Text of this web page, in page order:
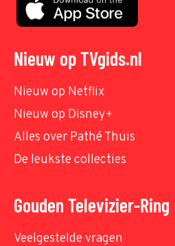
Nieuw op TVgids.nl
Nieuw op Netflix
Nieuw op Disney+
Alles over Pathé Thuis
De leukste collecties
Gouden Televizier-Ring
Veelgestelde vragen